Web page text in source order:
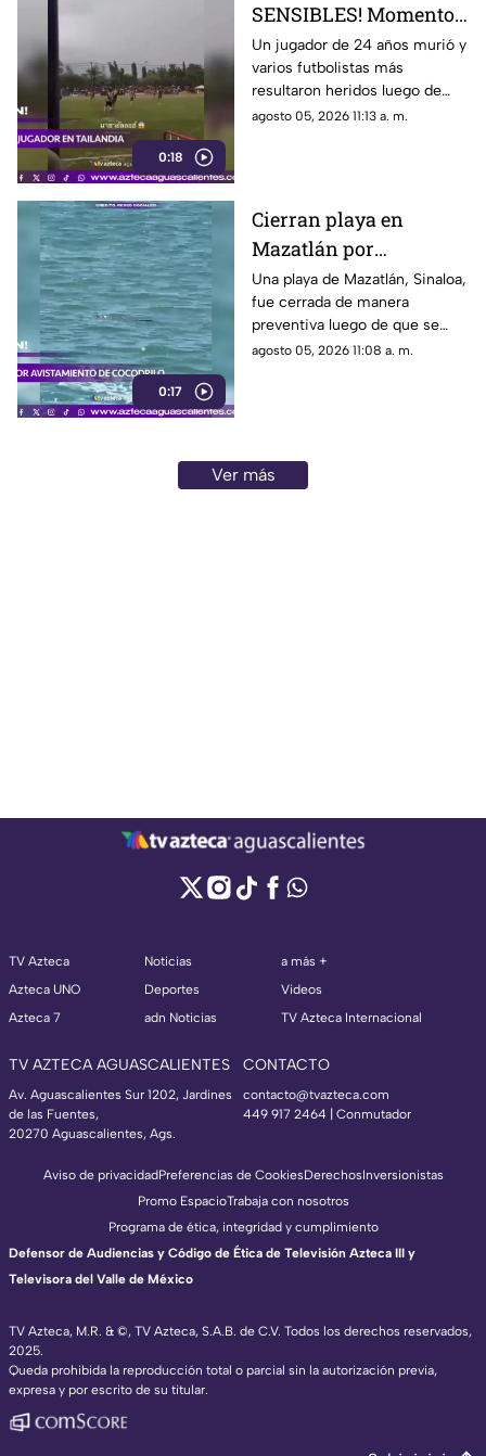
0:18
SENSIBLES! Momento
en el que rayo cae
durante partido de
fútbol y mata a jugador
Un jugador de 24 años murió y
varios futbolistas más
resultaron heridos luego de
que un rayo impactara el
agosto 05, 2026 11:13 a. m.
0:17
Cierran playa en
Mazatlán por
avistamiento de
cocodrilo
Una playa de Mazatlán, Sinaloa,
fue cerrada de manera
preventiva luego de que se
reportara el avistamiento de un
agosto 05, 2026 11:08 a. m.
Ver más
TV Azteca
Azteca UNO
Azteca 7
Noticias
Deportes
adn Noticias
a más +
Videos
TV Azteca Internacional
TV AZTECA AGUASCALIENTES
Av. Aguascalientes Sur 1202, Jardines
de las Fuentes,
20270 Aguascalientes, Ags.
CONTACTO
contacto@tvazteca.com
449 917 2464 | Conmutador
TV Azteca, M.R. & ©, TV Azteca, S.A.B. de C.V. Todos los derechos reservados,
2025.
Queda prohibida la reproducción total o parcial sin la autorización previa,
expresa y por escrito de su titular.
Aviso de privacidadPreferencias de CookiesDerechosInversionistas
Promo EspacioTrabaja con nosotros
Programa de ética, integridad y cumplimiento
Defensor de Audiencias y Código de Ética de Televisión Azteca III y
Televisora del Valle de México